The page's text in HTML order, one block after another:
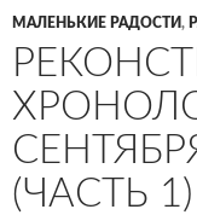
МАЛЕНЬКИЕ РАДОСТИ,
(ЧАСТЬ 1)